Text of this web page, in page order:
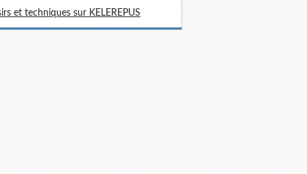
et techniques sur KELEREPUS